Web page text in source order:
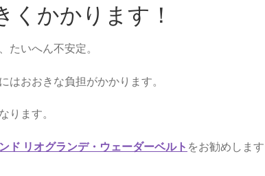
くかかります！
たいへん不安定。
おおきな負担がかかります。
ります。
ド リオグランデ・ウェーダーベルト をお勧めしま